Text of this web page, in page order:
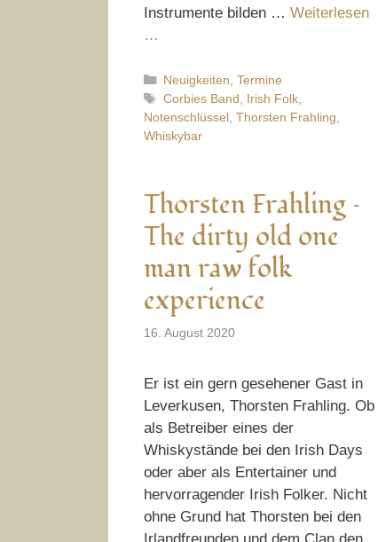
Instrumente bilden … Weiterlesen
…
Kategorien
Neuigkeiten, Termine
Schlagwörter
Corbies Band, Irish Folk,
Notenschlüssel, Thorsten Frahling,
Whiskybar
Thorsten Frahling –
The dirty old one
man raw folk
experience
16. August 2020
Er ist ein gern gesehener Gast in
Leverkusen, Thorsten Frahling. Ob
als Betreiber eines der
Whiskystände bei den Irish Days
oder aber als Entertainer und
hervorragender Irish Folker. Nicht
ohne Grund hat Thorsten bei den
Irlandfreunden und dem Clan den